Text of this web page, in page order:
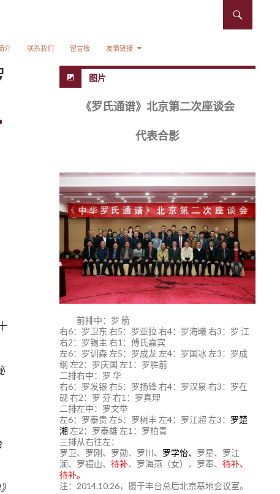
介 联系我们 留言板 友情链接
图片
《罗氏通谱》北京第二次座谈会
代表合影
前排中：罗 箭
右6：罗卫东 右5：罗亚拉 右4：罗海曦 右3：罗 江
右2：罗锡主 右1：傅氏嘉宾
左6：罗训森 左5：罗成龙 左4：罗国冰 左3：罗成
纲 左2：罗庆国 左1：罗胜前
二排右中：罗 华
右6：罗发银 右5：罗扬锋 右4：罗汉泉 右3：罗在
砚 右2：罗 芬 右1：罗真理
二排左中：罗文举
左6：罗泰贵 左5：罗树丰 左4：罗江超 左3： 罗楚
湘 左2：罗泰雄 左1：罗柏青
三排从右往左：
罗卫、罗刚、罗勋、罗川、 罗学怡、 罗星、罗江
润、罗福山、 待补、罗海燕（女）、罗奉、 待补、
待补。
注：2014.10.26，摄于丰台总后北京基地会议室。